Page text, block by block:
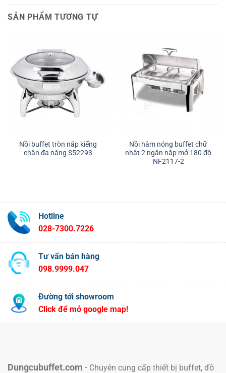
SẢN PHẨM TƯƠNG TỰ
Nồi buffet tròn nắp kiếng
chân đa năng S52293
Nồi hâm nóng buffet chữ
nhật 2 ngăn nắp mở 180 độ
NF2117-2
Hotline
028-7300.7226
Tư vấn bán hàng
098.9999.047
Đường tới showroom
Click để mở google map!
Dungcubuffet.com - Chuyên cung cấp thiết bị buffet, đồ